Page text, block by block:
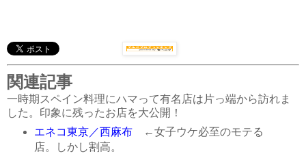
関連記事
一時期スペイン料理にハマって有名店は片っ端から訪れま
した。印象に残ったお店を大公開！
エネコ東京／西麻布←女子ウケ必至のモテる
店。しかし割高。